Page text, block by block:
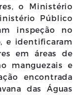
o Ministério
Público
inspeção no
e identificaram
em áreas de
manguezais e
encontrada
das Águas